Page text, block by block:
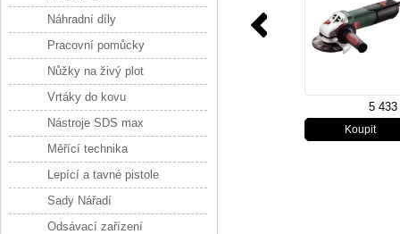
5
Náhradní díly
Pracovní pomůcky
Nůžky na živý plot
Vrtáky do kovu
Nástroje SDS max
Měřící technika
Lepící a tavné pistole
Sady Nářadí
Odsávací zařízení